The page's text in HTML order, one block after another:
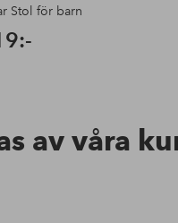
Stol för barn
av våra